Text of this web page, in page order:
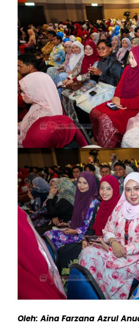
Oleh: Aina Farzana Azrul